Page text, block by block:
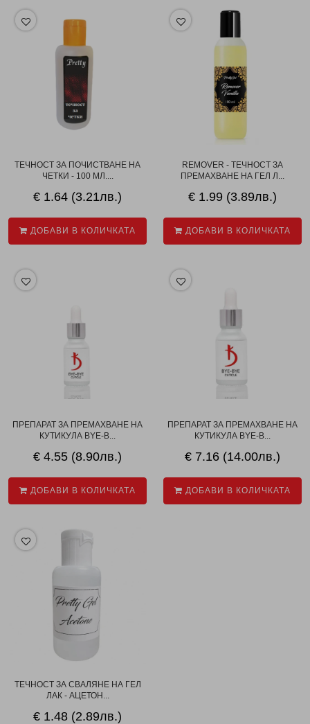
ТЕЧНОСТ ЗА ПОЧИСТВАНЕ НА
ЧЕТКИ - 100 МЛ....
€ 1.64 (3.21лв.)
ДОБАВИ В КОЛИЧКАТА
REMOVER - ТЕЧНОСТ ЗА
ПРЕМАХВАНЕ НА ГЕЛ Л...
€ 1.99 (3.89лв.)
ДОБАВИ В КОЛИЧКАТА
ПРЕПАРАТ ЗА ПРЕМАХВАНЕ НА
КУТИКУЛА BYE-B...
€ 4.55 (8.90лв.)
ДОБАВИ В КОЛИЧКАТА
ПРЕПАРАТ ЗА ПРЕМАХВАНЕ НА
КУТИКУЛА BYE-B...
€ 7.16 (14.00лв.)
ДОБАВИ В КОЛИЧКАТА
ТЕЧНОСТ ЗА СВАЛЯНЕ НА ГЕЛ
ЛАК - АЦЕТОН...
€ 1.48 (2.89лв.)